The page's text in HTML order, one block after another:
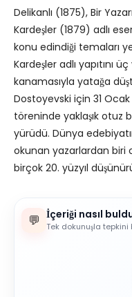
Delikanlı (1875), Bir
Kardeşler (1879) adlı
konu edindiği temaları
Kardeşler adlı yapıtını
kanamasıyla yatağa
Dostoyevski için 31
töreninde yaklaşık otuz
yürüdü. Dünya
okunan yazarlardan biri
birçok 20. yüzyıl
💬 İçeriği nasıl
Tek dokunuşla tepkini